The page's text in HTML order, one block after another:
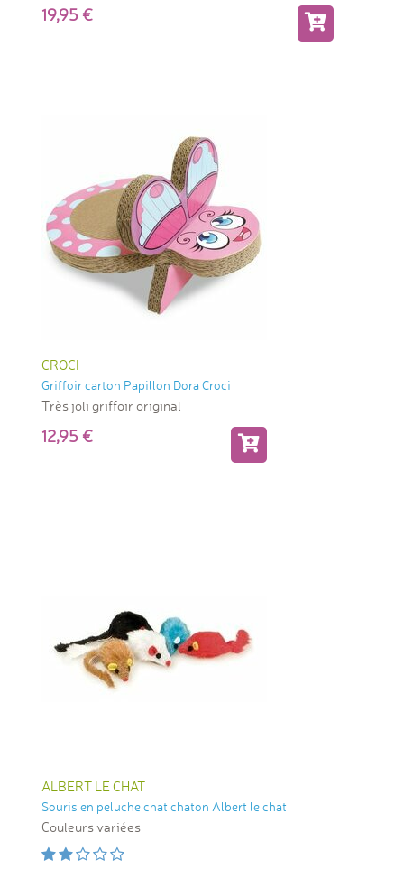
19,95
CROCI
Griffoir carton Papillon Dora Croci
Très joli griffoir original
12,95
ALBERT LE CHAT
Souris en peluche chat chaton Albert le chat
Couleurs variées